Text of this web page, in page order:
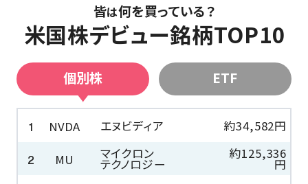
皆は何を買っている？
米国株デビュー銘柄TOP10
個別株 ETF
1 NVDA エヌビディア 約34,582円
2 MU マイクロン
テクノロジー
約125,336
円